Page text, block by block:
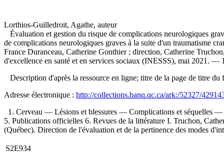
Lorthios-Guilledroit, Agathe, auteur
Évaluation et gestion du risque de complications neurologiques
de complications neurologiques graves à la suite d'un traumatisme
France Duranceau, Catherine Gonthier ; direction, Catherine
d'excellence en santé et en services sociaux (INESSS), mai 2021.
Description d'après la ressource en ligne; titre de la page de titre
Adresse électronique : http://collections.banq.qc.ca/ark:/52327/
1. Cerveau — Lésions et blessures — Complications et séquelles
5. Publications officielles 6. Revues de la littérature I. Truchon,
(Québec). Direction de l'évaluation et de la pertinence des modes
S2E934